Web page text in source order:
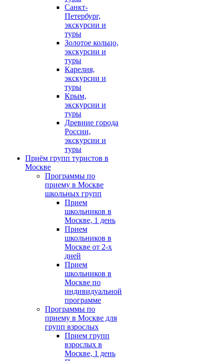
Санкт-
Петербург,
экскурсии и
туры
Золотое кольцо,
экскурсии и
туры
Карелия,
экскурсии и
туры
Крым,
экскурсии и
туры
Древние города
России,
экскурсии и
туры
Приём групп туристов в
Москве
Программы по
приему в Москве
школьных групп
Прием
школьников в
Москве, 1 день
Прием
школьников в
Москве от 2-х
дней
Прием
школьников в
Москве по
индивидуальной
программе
Программы по
приему в Москве для
групп взрослых
Прием групп
взрослых в
Москве, 1 день